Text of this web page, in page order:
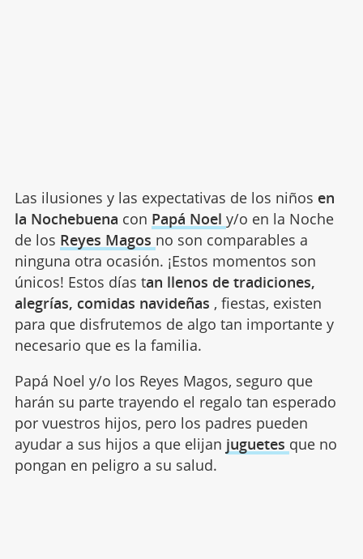
Las ilusiones y las expectativas de los niños en
la Nochebuena con Papá Noel y/o en la Noche
de los Reyes Magos no son comparables a
ninguna otra ocasión. ¡Estos momentos son
únicos! Estos días tan llenos de tradiciones,
alegrías, comidas navideñas , fiestas, existen
para que disfrutemos de algo tan importante y
necesario que es la familia.
Papá Noel y/o los Reyes Magos, seguro que
harán su parte trayendo el regalo tan esperado
por vuestros hijos, pero los padres pueden
ayudar a sus hijos a que elijan juguetes que no
pongan en peligro a su salud.